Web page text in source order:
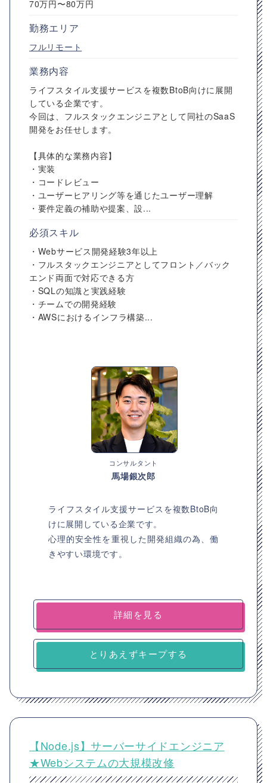
70万円〜80万円
勤務エリア
フルリモート
業務内容
ライフスタイル支援サービスを複数BtoB向けに展開
している企業です。
今回は、フルスタックエンジニアとして同社のSaaS
開発をお任せします。
【具体的な業務内容】
・実装
・コードレビュー
・ユーザーヒアリング等を通じたユーザー理解
・要件定義の補助や提案、設...
必須スキル
・Webサービス開発経験3年以上
・フルスタックエンジニアとしてフロント／バック
エンド両面で対応できる方
・SQLの知識と実践経験
・チームでの開発経験
・AWSにおけるインフラ構築...
コンサルタント
馬場銀次郎
ライフスタイル支援サービスを複数BtoB向
けに展開している企業です。
心理的安全性を重視した開発組織の為、働
きやすい環境です。
詳細を見る
とりあえずキープする
【Node.js】サーバーサイドエンジニア
★Webシステムの大規模改修